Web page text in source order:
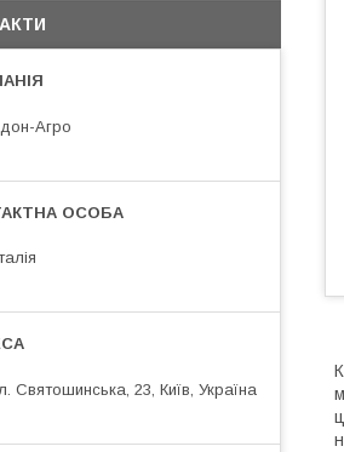
Агро
Святошинська, 23, Київ, Україна